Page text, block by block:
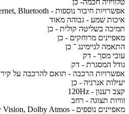
אפשרויות חיבור נוספות - Wi-Fi, Ethernet, Bluetooth
איכות שמע - גבוהה מאוד
תמיכה בשליטה קולית - כן
מאפיינים מרוחקים - כן
התאמה לגיימינג ־ כן
עובי מסך - דק
גודל המסגרת - דק
אפשרויות הרכבה - תואם להרכבה על קיר
יעילות אנרגיה - כן
קצב רענון - 120Hz
זוויות תצוגה - רחב
מאפיינים נוספים - IMAX Enhanced, Dolby Vision, Dolby Atmos